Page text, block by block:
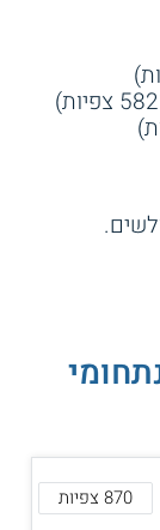
870 צפיות